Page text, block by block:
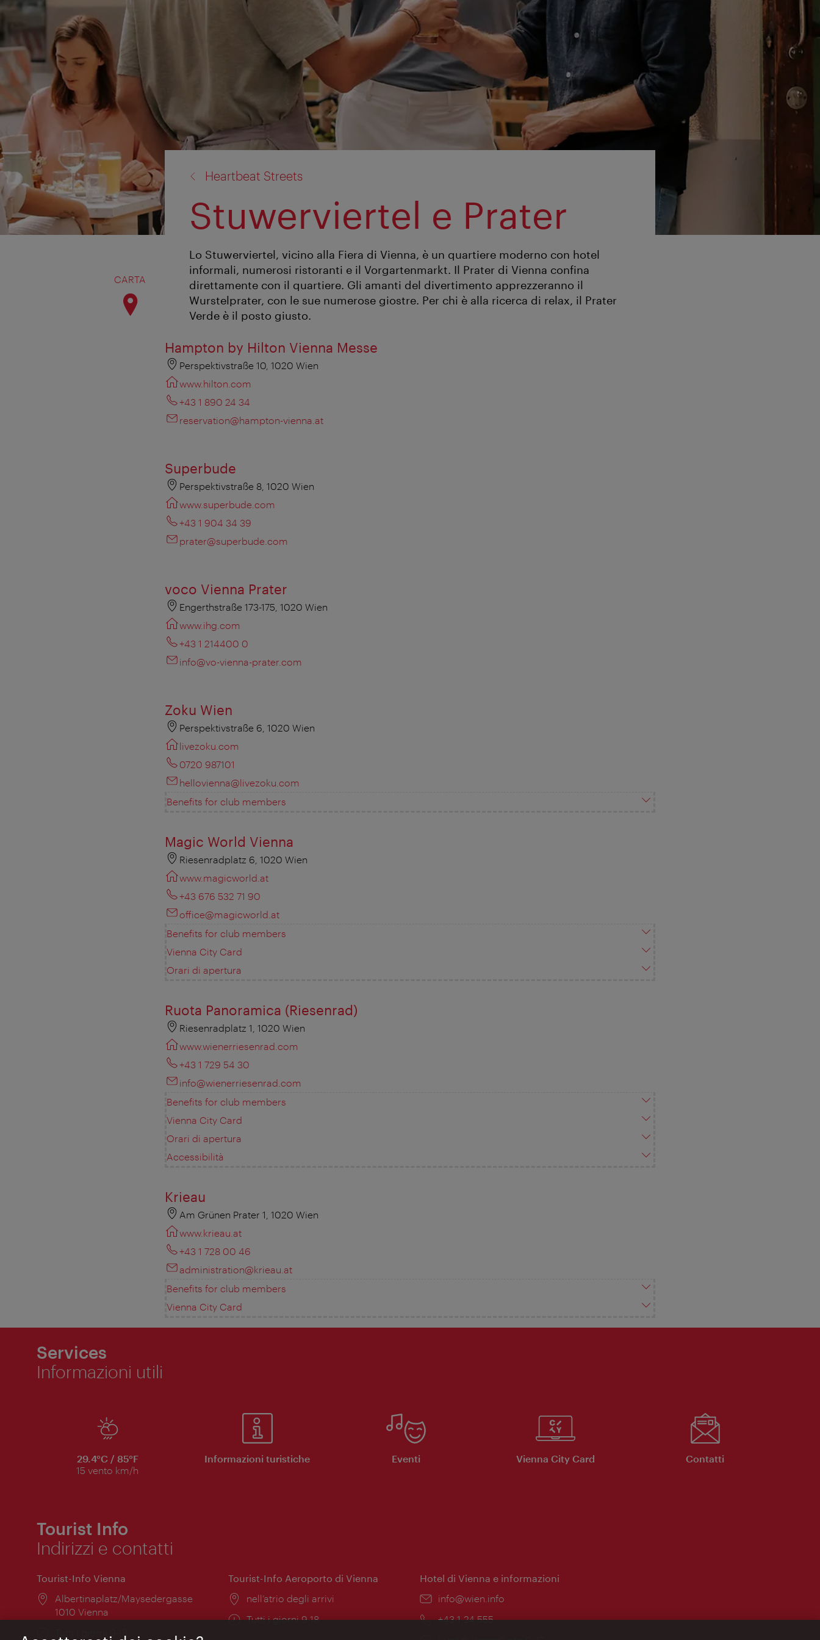
CARTA
Heartbeat Streets
Stuwerviertel e Prater
Lo Stuwerviertel, vicino alla Fiera di Vienna, è un quartiere moderno con hotel
informali, numerosi ristoranti e il Vorgartenmarkt. Il Prater di Vienna confina
direttamente con il quartiere. Gli amanti del divertimento apprezzeranno il
Wurstelprater, con le sue numerose giostre. Per chi è alla ricerca di relax, il Prater
Verde è il posto giusto.
Hampton by Hilton Vienna Messe
Perspektivstraße 10, 1020 Wien
www.hilton.com
+43 1 890 24 34
reservation@hampton-vienna.at
Superbude
Perspektivstraße 8, 1020 Wien
www.superbude.com
+43 1 904 34 39
prater@superbude.com
voco Vienna Prater
Engerthstraße 173-175, 1020 Wien
www.ihg.com
+43 1 214400 0
info@vo-vienna-prater.com
Zoku Wien
Perspektivstraße 6, 1020 Wien
livezoku.com
0720 987101
hellovienna@livezoku.com
Benefits for club members
Magic World Vienna
Riesenradplatz 6, 1020 Wien
www.magicworld.at
+43 676 532 71 90
office@magicworld.at
Benefits for club members
Vienna City Card
Orari di apertura
Ruota Panoramica (Riesenrad)
Riesenradplatz 1, 1020 Wien
www.wienerriesenrad.com
+43 1 729 54 30
info@wienerriesenrad.com
Benefits for club members
Vienna City Card
Orari di apertura
Accessibilità
Krieau
Am Grünen Prater 1, 1020 Wien
www.krieau.at
+43 1 728 00 46
administration@krieau.at
Benefits for club members
Vienna City Card
Services
Informazioni utili
29.4°C / 85°F
15 vento km/h
Informazioni turistiche Eventi Vienna City Card Contatti
Tourist Info
Indirizzi e contatti
Tourist-Info Vienna
Posizione:
Albertinaplatz/Maysedergasse
1010 Vienna
Tourist-Info Aeroporto di Vienna
Posizione:
nell’atrio degli arrivi
Orari
Tutti i giorni 9-18
Hotel di Vienna e informazioni
Email:
info@wien.info
Telefono:
+43-1-24 555